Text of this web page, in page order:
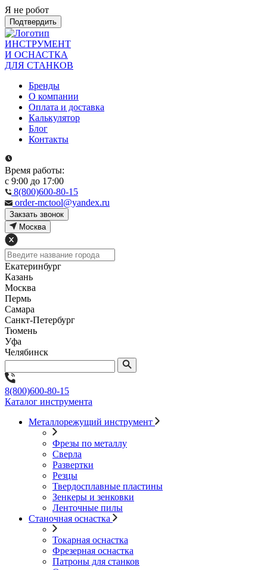
Я не робот
Подтвердить
ИНСТРУМЕНТ
И ОСНАСТКА
ДЛЯ СТАНКОВ
Бренды
О компании
Оплата и доставка
Калькулятор
Блог
Контакты
Время работы:
с 9:00 до 17:00
8(800)600-80-15
order-mctool@yandex.ru
Закзать звонок
Москва
Екатеринбург
Казань
Москва
Пермь
Самара
Санкт-Петербург
Тюмень
Уфа
Челябинск
8(800)600-80-15
Каталог инструмента
Металлорежущий инструмент
Фрезы по металлу
Сверла
Развертки
Резцы
Твердосплавные пластины
Зенкеры и зенковки
Ленточные пилы
Станочная оснастка
Токарная оснастка
Фрезерная оснастка
Патроны для станков